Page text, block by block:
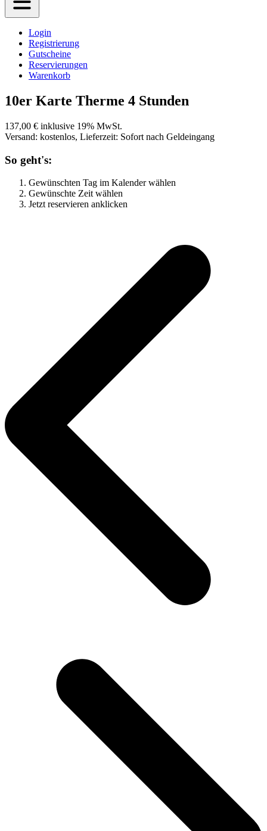
Login
Registrierung
Gutscheine
Reservierungen
Warenkorb
10er Karte Therme 4 Stunden
137,00 € inklusive 19% MwSt.
Versand: kostenlos, Lieferzeit: Sofort nach Geldeingang
So geht's:
Gewünschten Tag im Kalender wählen
Gewünschte Zeit wählen
Jetzt reservieren anklicken